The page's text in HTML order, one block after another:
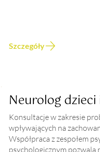
Szczegóły
Neurolog dzieci
Konsultacje w zakresie
wpływających na
Współpraca z zespołem
psychologicznym pozwala